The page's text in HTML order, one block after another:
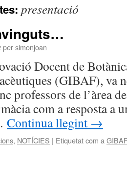
presentació
persimonjoan
Docent de
(GIBAF), va
professors de l’àrea
com a resposta a
Continua llegint →
, NOTÍCIES | Etiquetat com a GIBAF